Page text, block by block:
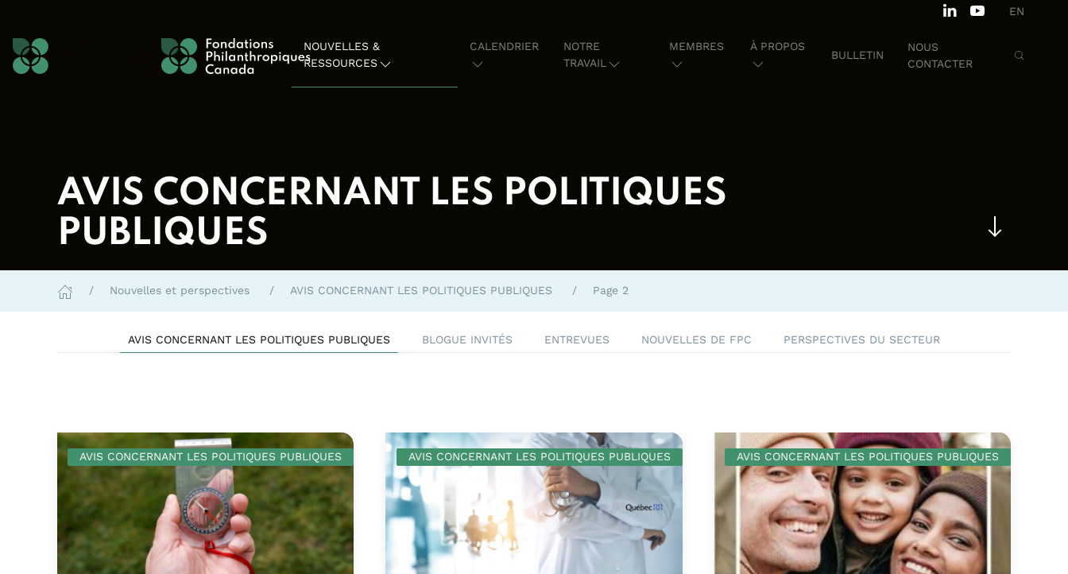
EN
NOUVELLES &
RESSOURCES
CALENDRIER
NOTRE
TRAVAIL
MEMBRES À PROPOS
BULLETIN
NOUS
CONTACTER
AVIS CONCERNANT LES POLITIQUES
PUBLIQUES
Nouvelles et perspectives AVIS CONCERNANT LES POLITIQUES PUBLIQUES Page 2
AVIS CONCERNANT LES POLITIQUES PUBLIQUES BLOGUE INVITÉS ENTREVUES NOUVELLES DE FPC PERSPECTIVES DU SECTEUR
AVIS CONCERNANT LES POLITIQUES PUBLIQUES AVIS CONCERNANT LES POLITIQUES PUBLIQUES AVIS CONCERNANT LES POLITIQUES PUBLIQUES